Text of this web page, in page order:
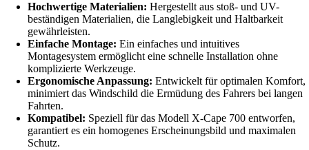
Hochwertige Materialien: Hergestellt aus stoß- und UV-
beständigen Materialien, die Langlebigkeit und Haltbarkeit
gewährleisten.
Einfache Montage: Ein einfaches und intuitives
Montagesystem ermöglicht eine schnelle Installation ohne
komplizierte Werkzeuge.
Ergonomische Anpassung: Entwickelt für optimalen Komfort,
minimiert das Windschild die Ermüdung des Fahrers bei langen
Fahrten.
Kompatibel: Speziell für das Modell X-Cape 700 entworfen,
garantiert es ein homogenes Erscheinungsbild und maximalen
Schutz.